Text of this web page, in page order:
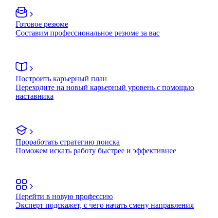
Готовое резюме
Составим профессиональное резюме за вас
Построить карьерный план
Переходите на новый карьерный уровень с помощью
наставника
Проработать стратегию поиска
Поможем искать работу быстрее и эффективнее
Перейти в новую профессию
Эксперт подскажет, с чего начать смену направления